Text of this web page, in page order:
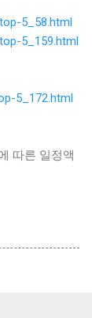
5_58.html
5_159.html
5_172.html
따른 일정액